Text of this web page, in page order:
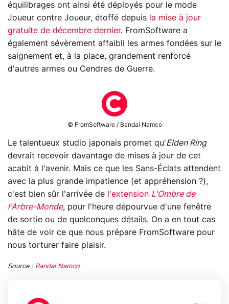
équilibrages ont ainsi été déployés pour le mode
Joueur contre Joueur, étoffé depuis la mise à jour
gratuite de décembre dernier. FromSoftware a
également sévèrement affaibli les armes fondées sur le
saignement et, à la place, grandement renforcé
d'autres armes ou Cendres de Guerre.
© FromSoftware / Bandai Namco
Le talentueux studio japonais promet qu'Elden Ring
devrait recevoir davantage de mises à jour de cet
acabit à l'avenir. Mais ce que les Sans-Éclats attendent
avec la plus grande impatience (et appréhension ?),
c'est bien sûr l'arrivée de
l'extension L'Ombre de
l'Arbre-Monde, pour l'heure dépourvue d'une fenêtre
de sortie ou de quelconques détails. On a en tout cas
hâte de voir ce que nous prépare FromSoftware pour
nous torturer faire plaisir.
Source : Bandai Namco